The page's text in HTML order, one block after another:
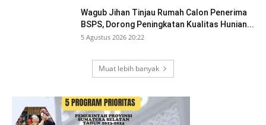
Wagub Jihan Tinjau Rumah Calon Penerima
BSPS, Dorong Peningkatan Kualitas Hunian...
5 Agustus 2026 20:22
Muat lebih banyak